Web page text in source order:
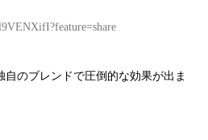
のブレンドで圧倒的な効果が出ま